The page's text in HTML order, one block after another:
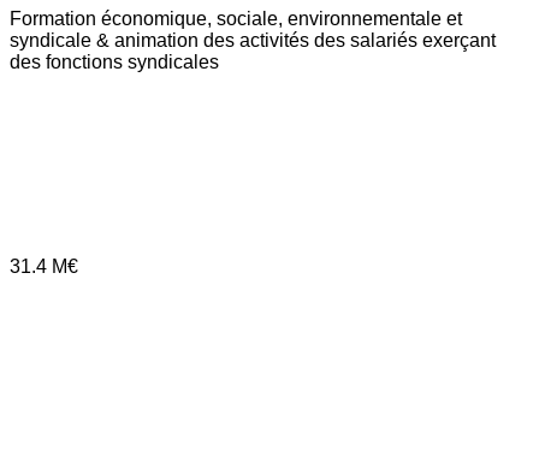
Formation économique, sociale, environnementale et
syndicale & animation des activités des salariés exerçant
des fonctions syndicales
31.4 M€